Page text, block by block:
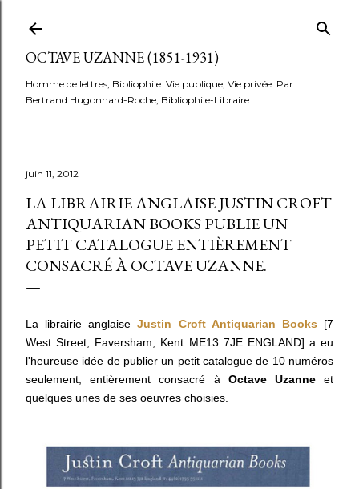
OCTAVE UZANNE (1851-1931)
Homme de lettres, Bibliophile. Vie publique, Vie privée. Par
Bertrand Hugonnard-Roche, Bibliophile-Libraire
juin 11, 2012
LA LIBRAIRIE ANGLAISE JUSTIN CROFT
ANTIQUARIAN BOOKS PUBLIE UN
PETIT CATALOGUE ENTIÈREMENT
CONSACRÉ À OCTAVE UZANNE.
La librairie anglaiseJustin Croft Antiquarian Books [7
West Street, Faversham, Kent ME13 7JE ENGLAND] a eu
l'heureuse idée de publier un petit catalogue de 10 numéros
seulement, entièrement consacré à Octave Uzanneet
quelques unes de ses oeuvres choisies.